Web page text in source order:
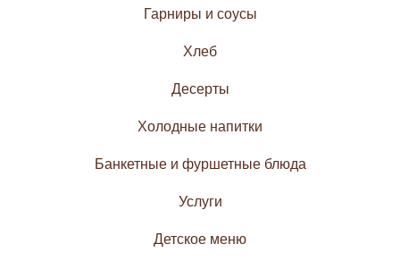
Гарниры и соусы
Хлеб
Десерты
Холодные напитки
Банкетные и фуршетные блюда
Услуги
Детское меню